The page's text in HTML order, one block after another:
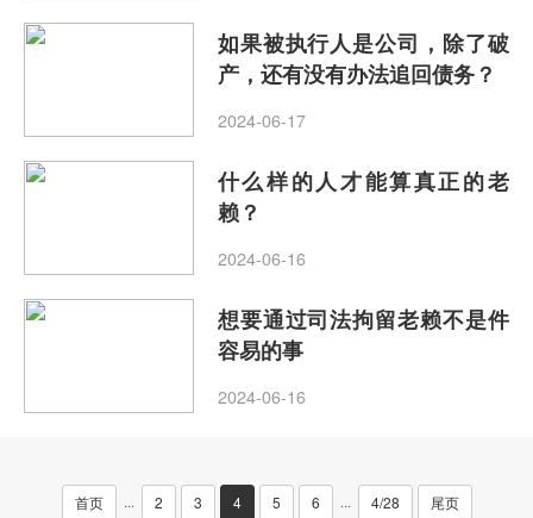
如果被执行人是公司，除了破
产，还有没有办法追回债务？
2024-06-17
什么样的人才能算真正的老
赖？
2024-06-16
想要通过司法拘留老赖不是件
容易的事
2024-06-16
首页 ··· 2 3 4 5 6 ··· 4/28 尾页